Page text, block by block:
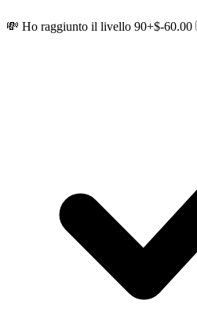
💸 Ho raggiunto il livello 90+$-60.00